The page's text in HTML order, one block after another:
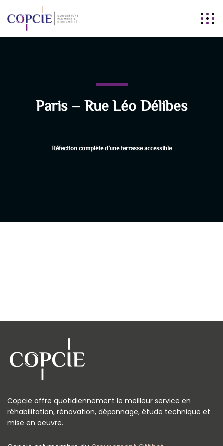
Paris – Rue Léo Délibes
Réfection complète d’une terrasse accessible
Copcie offre quotidiennement le meilleur service en
réhabilitation, rénovation, dépannage, étude technique et
mise en oeuvre.